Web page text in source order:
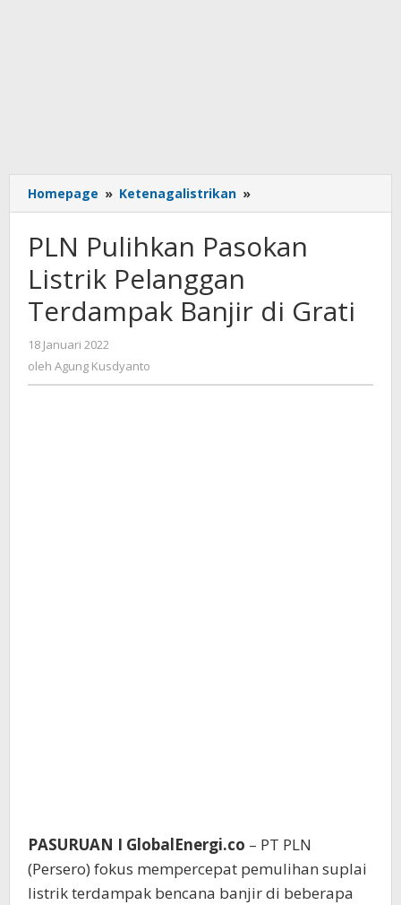
Homepage » Ketenagalistrikan »
Pulihkan
Listrik
Banjir
di
PLN Pulihkan Pasokan
Listrik Pelanggan
Terdampak Banjir di Grati
18 Januari 2022
Agung
Kusdyanto
oleh Agung Kusdyanto
PASURUAN I GlobalEnergi.co – PT PLN
(Persero) fokus mempercepat pemulihan suplai
listrik terdampak bencana banjir di beberapa